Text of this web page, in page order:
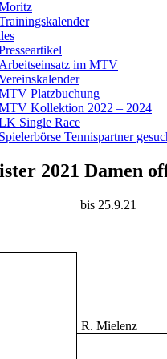
Arbeitseinsatz im MTV
Platzbuchung
Kollektion 2022 – 2024
Single Race
Spielerbörse Tennispartner
2021 Damen
bis 25.9.21
R. Mielenz